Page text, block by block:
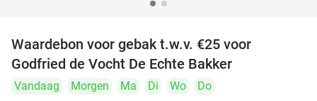
Waardebon voor gebak t.w.v. €25 voor
Godfried de Vocht De Echte Bakker
Vandaag Morgen Ma Di Wo
Do